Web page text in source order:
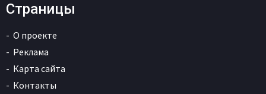
Страницы
О проекте
Реклама
Карта сайта
Контакты